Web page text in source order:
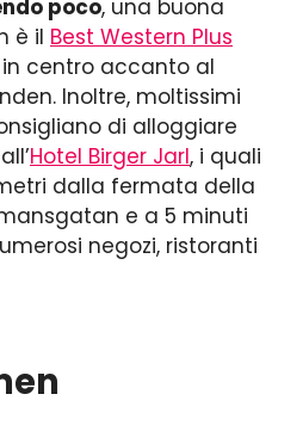
poco, una buona
è il Best Western Plus
centro accanto al
Inoltre, moltissimi
di alloggiare
Hotel Birger Jarl, i quali
dalla fermata della
e a 5 minuti
negozi, ristoranti